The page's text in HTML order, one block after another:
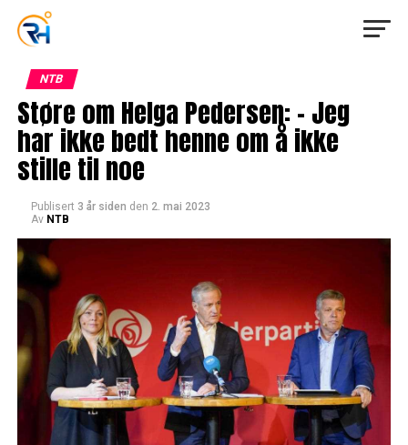
NTB
Støre om Helga Pedersen: – Jeg
har ikke bedt henne om å ikke
stille til noe
Publisert 3 år siden den 2. mai 2023
Av NTB